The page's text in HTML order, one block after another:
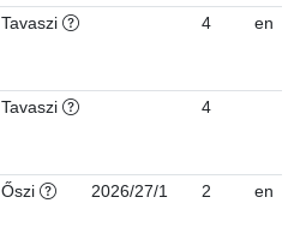
Tavaszi 4 en
Tavaszi 4
Őszi 2026/27/1 2 en